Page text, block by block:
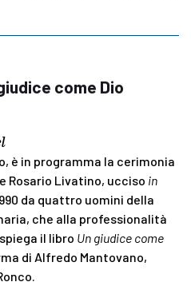
come Dio
è in programma la cerimonia
Rosario Livatino, ucciso in
da quattro uomini della
che alla professionalità
il libro Un giudice come
di Alfredo Mantovano,